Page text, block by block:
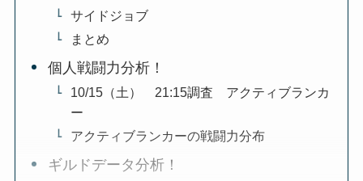
サイドジョブ
まとめ
個人戦闘力分析！
10/15（土） 21:15調査 アクティブランカ
ー
アクティブランカーの戦闘力分布
ギルドデータ分析！